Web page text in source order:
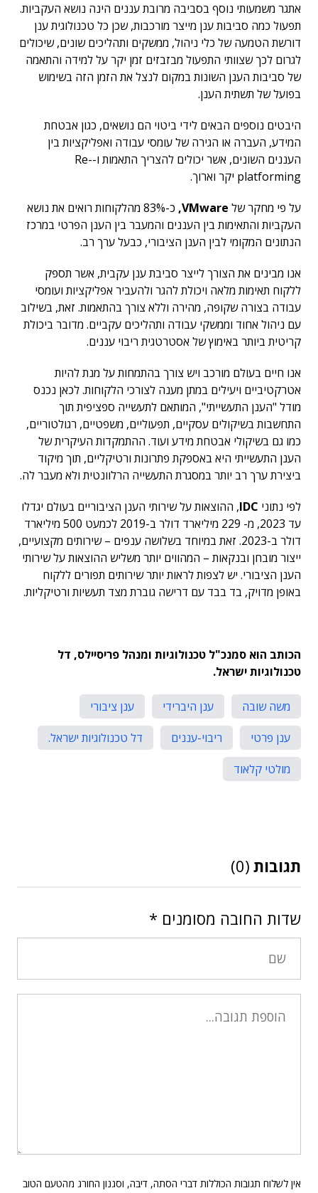
אתגר משמעותי נוסף בסביבה מרובת עננים הינה נושא העקביות.
תפעול כמה סביבות ענן מייצר מורכבות, שכן כל טכנולוגית ענן
דורשת הטמעה של כלי ניהול, ממשקים ותהליכים שונים, שיכולים
לגרום לכך שצוותי התפעול מבזבזים זמן יקר על למידה והתאמה
של סביבות הענן השונות במקום לנצל את הזמן הזה בשימוש
בפועל של תשתית הענן.
היבטים נוספים הבאים לידי ביטוי הם נושאים, כגון אבטחת
המידע, העברה או הגירה של עומסי עבודה ואפליקציות בין
העננים השונים, אשר יכולים להצריך התאמות ו-Re-
platforming יקר וארוך.
על פי מחקר של VMware,
כ-83% מהלקוחות רואים את נושא
העקביות והתאימות בין העננים והמעבר בין הענן הפרטי במרכז
הנתונים המקומי לבין הענן הציבורי, כבעל ערך רב.
אנו מבינים את הצורך לייצר סביבת ענן עקבית, אשר תספק
ללקוח תאימות מלאה ויכולת להגר ולהעביר אפליקציות ועומסי
עבודה בצורה שקופה, מהירה וללא צורך בהתאמות. זאת, בשילוב
עם ניהול אחוד וממשקי עבודה ותהליכים עקביים. מדובר ביכולת
קריטית ביותר באימוץ של אסטרטגית ריבוי עננים.
אנו חיים בעולם מורכב ויש צורך בהתמחות על מנת להיות
אטרקטיביים ויעילים במתן מענה לצורכי הלקוחות. לכאן נכנס
מודל "הענן התעשייתי", המותאם לתעשייה ספציפית תוך
התחשבות בשיקולים עסקיים, תפעוליים, משפטיים, רגולטוריים,
כמו גם בשיקולי אבטחת מידע ועוד. ההתמקדות העיקרית של
הענן התעשייתי היא באספקת פתרונות ורטיקליים, תוך מיקוד
ביצירת ערך רב יותר במסגרת התעשייה הרלוונטית ולא מעבר לה.
לפי נתוני IDC, ההוצאות על שירותי הענן הציבוריים בעולם יגדלו
עד 2023, מ- 229 מיליארד דולר ב-2019 לכמעט 500 מיליארד
דולר ב-2023. זאת במיוחד בשלושה ענפים – שירותים מקצועיים,
ייצור מובחן ובנקאות – המהווים יותר משליש ההוצאות על שירותי
הענן הציבורי. יש לצפות לראות יותר שירותים תפורים ללקוח
באופן מדויק, בד בבד עם דרישה גוברת מצד תעשיות ורטיקליות.
הכותב הוא סמנכ"ל טכנולוגיות ומנהל פריסיילס, דל
טכנולוגיות ישראל.
משה שובה ענן היברידי
ענן ציבורי
ענן פרטי
ריבוי-עננים
דל טכנולוגיות ישראל.
מולטי קלאוד
תגובות (0)
שדות החובה מסומנים *
אין לשלוח תגובות הכוללות דברי הסתה, דיבה, וסגנון החורג מהטעם הטוב